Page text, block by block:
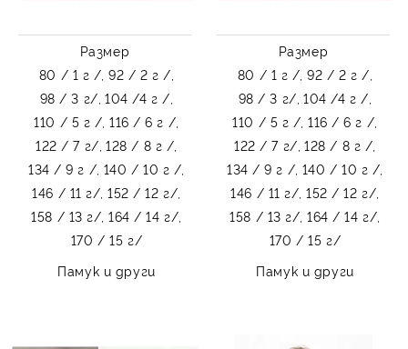
Размер
80 / 1 г /, 92 / 2 г /,
98 / 3 г/, 104 /4 г /,
110 / 5 г /, 116 / 6 г /,
122 / 7 г/, 128 / 8 г /,
134 / 9 г /, 140 / 10 г /,
146 / 11 г/, 152 / 12 г/,
158 / 13 г/, 164 / 14 г/,
170 / 15 г/
Памук и други
Размер
80 / 1 г /, 92 / 2 г /,
98 / 3 г/, 104 /4 г /,
110 / 5 г /, 116 / 6 г /,
122 / 7 г/, 128 / 8 г /,
134 / 9 г /, 140 / 10 г /,
146 / 11 г/, 152 / 12 г/,
158 / 13 г/, 164 / 14 г/,
170 / 15 г/
Памук и други